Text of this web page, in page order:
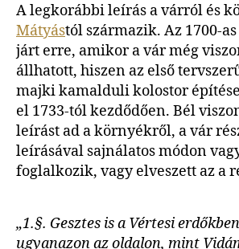
A legkorábbi leírás a várról és
Mátyástól származik. Az 1700-
járt erre, amikor a vár még
állhatott, hiszen az első
majki kamalduli kolostor
el 1733-tól kezdődően. Bél
leírást ad a környékről, a vár
leírásával sajnálatos módon
foglalkozik, vagy elveszett az a
„1.§. Gesztes is a Vértesi
ugyanazon az oldalon, mint